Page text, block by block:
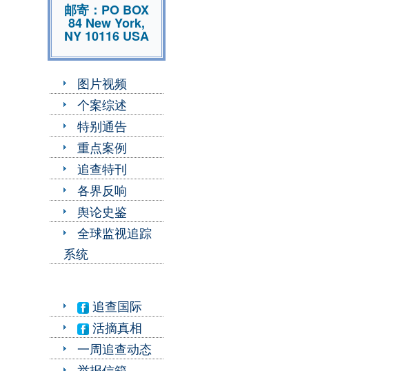
邮寄：PO BOX
84 New York,
NY 10116 USA
图片视频
个案综述
特别通告
重点案例
追查特刊
各界反响
舆论史鉴
全球监视追踪
系统
追查国际
活摘真相
一周追查动态